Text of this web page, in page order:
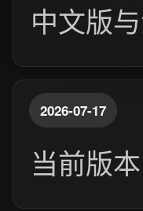
中文版
2026-07-17
当前版